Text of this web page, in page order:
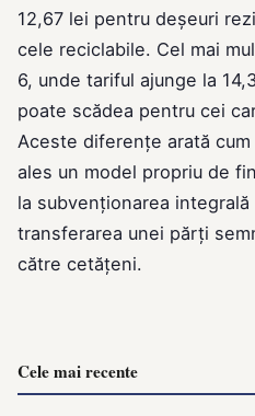
12,67 lei pentru deșeuri
cele reciclabile. Cel mai
6, unde tariful ajunge la
poate scădea pentru cei
Aceste diferențe arată
ales un model propriu de
la subvenționarea
transferarea unei părți
către cetățeni.
Cele mai recente